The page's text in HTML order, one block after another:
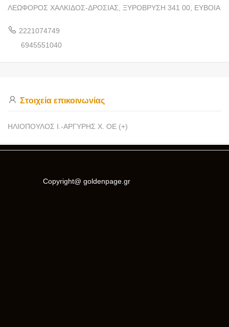
ΛΕΩΦΟΡΟΣ ΧΑΛΚΙΔΟΣ-ΔΡΟΣΙΑΣ, ΞΥΡΟΒΡΥΣΗ 341 00, ΕΥΒΟΙΑ
2221074749
6945551040
Στοιχεία επικοινωνίας
ΗΛΙΟΠΟΥΛΟΣ Ι.-ΑΡΓΥΡΗΣ Χ. ΟΕ (+)
Copyright@ goldenpage.gr